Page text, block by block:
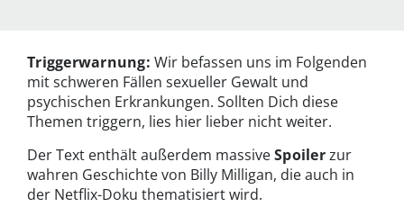
Triggerwarnung: Wir befassen uns im Folgenden
mit schweren Fällen sexueller Gewalt und
psychischen Erkrankungen. Sollten Dich diese
Themen triggern, lies hier lieber nicht weiter.
Der Text enthält außerdem massiveSpoilerzur
wahren Geschichte von Billy Milligan, die auch in
der Netflix-Doku thematisiert wird.